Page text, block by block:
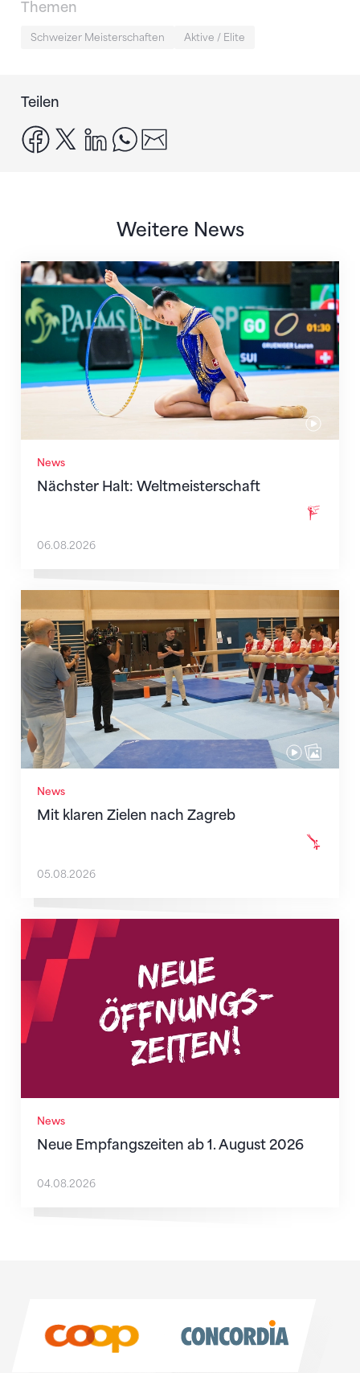
Themen
Schweizer Meisterschaften Aktive / Elite
Teilen
facebook
x linkedinwhatsapp
Weitere News
News
Nächster Halt: Weltmeisterschaft
Nächster Halt: Weltmeisterschaft
06.08.2026
News
Mit klaren Zielen nach Zagreb
Mit klaren Zielen nach Zagreb
05.08.2026
News
Neue Empfangszeiten ab 1. August 2026
Neue Empfangszeiten ab 1. August 2026
04.08.2026